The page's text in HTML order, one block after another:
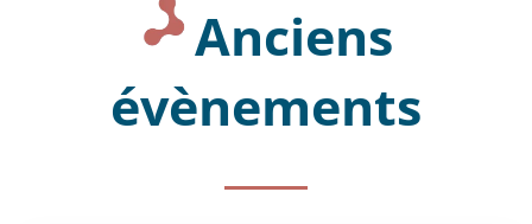
Anciens
évènements